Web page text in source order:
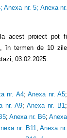
; Anexa nr. 5; Anexa nr.
acest proiect pot fi
, în termen de 10 zile
03.02.2025.
nr. A4;Anexa nr. A5;
nr. A9;Anexa nr. B1 ;
; Anexa nr. B6;Anexa
nr. B11 ;Anexa nr.